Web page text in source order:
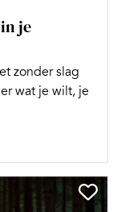
je
zonder slag
wat je wilt, je